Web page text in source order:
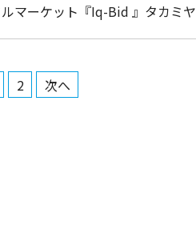
ルマーケット『Iq-Bid 』タカミ
2 次へ